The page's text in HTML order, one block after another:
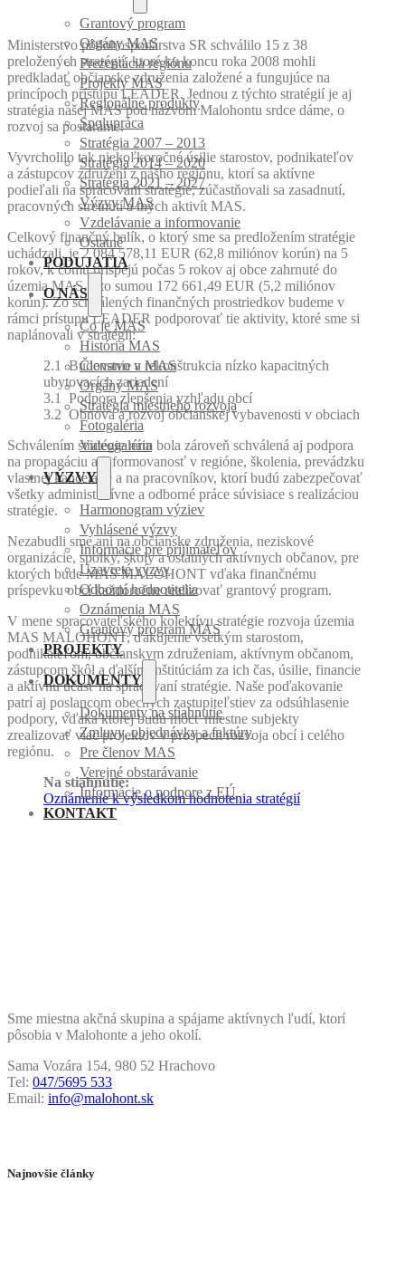
Grantový program
Orgány MAS
Prezentácia regiónu
Projekty MAS
Regionálne produkty
Spolupráca
Stratégia 2007 – 2013
Stratégia 2014 – 2020
Stratégia 2021 – 2027
Výzvy MAS
Vzdelávanie a informovanie
Ostatné
PODUJATIA
O NÁS
Čo je MAS
História MAS
Členstvo v MAS
Orgány MAS
Stratégia miestneho rozvoja
Fotogaléria
Videogaléria
VÝZVY
Harmonogram výziev
Vyhlásené výzvy
Informácie pre prijímateľov
Uzavreté výzvy
Odborní hodnotitelia
Oznámenia MAS
Grantový program MAS
PROJEKTY
DOKUMENTY
Dokumenty na stiahnutie
Zmluvy, objednávky a faktúry
Pre členov MAS
Verejné obstarávanie
Informácie o podpore z EÚ
KONTAKT
Ministerstvo pôdohospodárstva SR schválilo 15 z 38
preložených stratégií, ktoré ku koncu roka 2008 mohli
predkladať občianske združenia založené a fungujúce na
princípoch prístupu LEADER. Jednou z týchto stratégií je aj
stratégia našej MAS pod názvom Malohontu srdce dáme, o
rozvoj sa postaráme.
Vyvrcholilo tak niekoľkoročné úsilie starostov, podnikateľov
a zástupcov združení z nášho regiónu, ktorí sa aktívne
podieľali na spracovaní stratégie, zúčastňovali sa zasadnutí,
pracovných stretnutí a iných aktivít MAS.
Celkový finančný balík, o ktorý sme sa predložením stratégie
uchádzali, je 2 084 578,11 EUR (62,8 miliónov korún) na 5
rokov, k čomu prispejú počas 5 rokov aj obce zahrnuté do
územia MAS, a to sumou 172 661,49 EUR (5,2 miliónov
korún). Zo schválených finančných prostriedkov budeme v
rámci prístupu LEADER podporovať tie aktivity, ktoré sme si
naplánovali v stratégii:
2.1 Budovanie a rekonštrukcia nízko kapacitných
ubytovacích zariadení
3.1 Podpora zlepšenia vzhľadu obcí
3.2 Obnova a rozvoj občianskej vybavenosti v obciach
Schválením stratégie nám bola zároveň schválená aj podpora
na propagáciu a informovanosť v regióne, školenia, prevádzku
vlastnej kancelárie a na pracovníkov, ktorí budú zabezpečovať
všetky administratívne a odborné práce súvisiace s realizáciou
stratégie.
Nezabudli sme ani na občianske združenia, neziskové
organizácie, spolky, školy a ostatných aktívnych občanov, pre
ktorých bude MAS MALOHONT vďaka finančnému
príspevku obcí každoročne realizovať grantový program.
V mene spracovateľského kolektívu stratégie rozvoja územia
MAS MALOHONT, ďakujeme všetkým starostom,
podnikateľom, občianskym združeniam, aktívnym občanom,
zástupcom škôl a ďalším inštitúciám za ich čas, úsilie, financie
a aktívnu účasť na spracovaní stratégie. Naše poďakovanie
patrí aj poslancom obecných zastupiteľstiev za odsúhlasenie
podpory, vďaka ktorej budú môcť miestne subjekty
zrealizovať viac projektov v prospech rozvoja obcí i celého
regiónu.
Na stiahnutie:
Oznámenie k výsledkom hodnotenia stratégií
Sme miestna akčná skupina a spájame aktívnych ľudí, ktorí
pôsobia v Malohonte a jeho okolí.
Sama Vozára 154, 980 52 Hrachovo
Tel: 047/5695 533
Email: info@malohont.sk
Najnovšie články